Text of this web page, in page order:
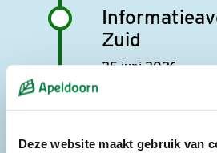
Deze website maakt gebruik van
Zuid
25 juni 2026
Verwerking